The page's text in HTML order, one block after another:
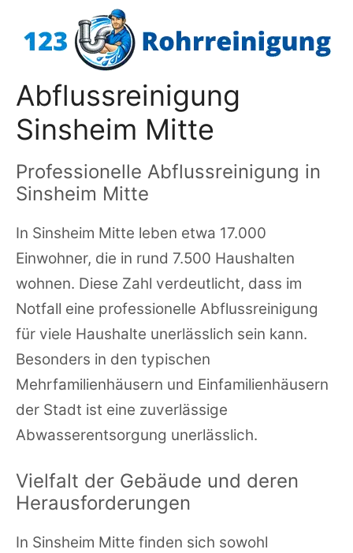
Inhalt
Abflussreinigung
Sinsheim Mitte
Professionelle Abflussreinigung in
Sinsheim Mitte
In Sinsheim Mitte leben etwa 17.000
Einwohner, die in rund 7.500 Haushalten
wohnen. Diese Zahl verdeutlicht, dass im
Notfall eine professionelle Abflussreinigung
für viele Haushalte unerlässlich sein kann.
Besonders in den typischen
Mehrfamilienhäusern und Einfamilienhäusern
der Stadt ist eine zuverlässige
Abwasserentsorgung unerlässlich.
Vielfalt der Gebäude und deren
Herausforderungen
In Sinsheim Mitte finden sich sowohl